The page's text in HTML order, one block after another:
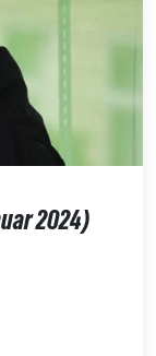
2024)